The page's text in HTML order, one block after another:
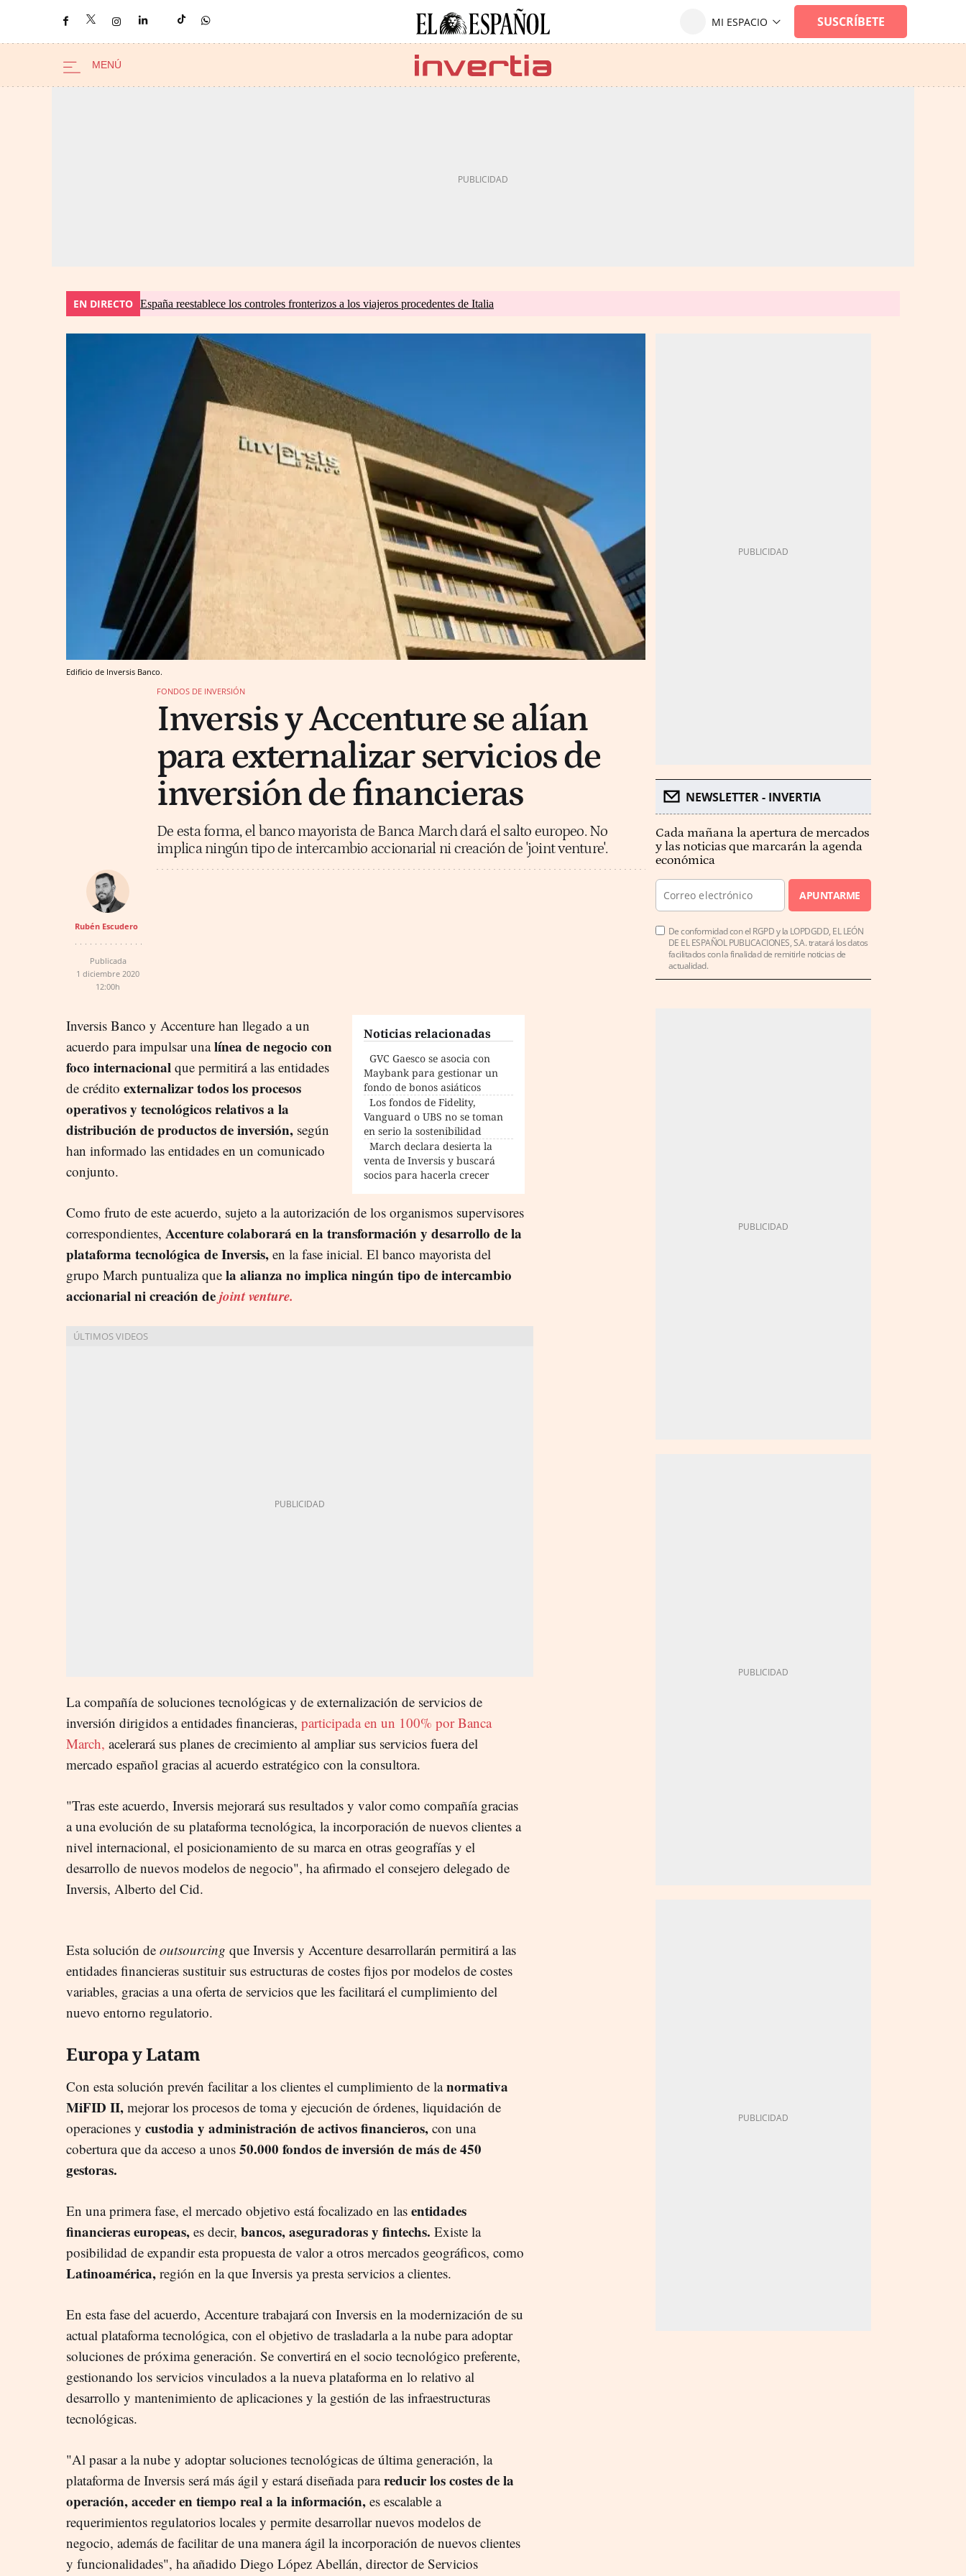
EN DIRECTO España reestablece los controles fronterizos a los viajeros procedentes de Italia
Edificio de Inversis Banco.
FONDOS DE INVERSIÓN
Inversis y Accenture se alían
para externalizar servicios de
inversión de financieras
De esta forma, el banco mayorista de Banca March dará el salto europeo. No
implica ningún tipo de intercambio accionarial ni creación de 'joint venture'.
Rubén Escudero
Publicada
1 diciembre 2020
12:00h
Noticias relacionadas
GVC Gaesco se asocia con
Maybank para gestionar un
fondo de bonos asiáticos
Los fondos de Fidelity,
Vanguard o UBS no se toman
en serio la sostenibilidad
March declara desierta la
venta de Inversis y buscará
socios para hacerla crecer
Inversis Banco y Accenture han llegado a un
acuerdo para impulsar unalínea de negocio con
foco internacional que permitirá a las entidades
de crédito externalizar todos los procesos
operativos y tecnológicos relativos a la
distribución de productos de inversión, según
han informado las entidades en un comunicado
conjunto.
Como fruto de este acuerdo, sujeto a la autorización de los organismos supervisores
correspondientes, Accenture colaborará en la transformación y desarrollo de la
plataforma tecnológica de Inversis, en la fase inicial. El banco mayorista del
grupo March puntualiza que la alianza no implica ningún tipo de intercambio
accionarial ni creación dejoint venture.
La compañía de soluciones tecnológicas y de externalización de servicios de
inversión dirigidos a entidades financieras, participada en un 100% por Banca
March, acelerará sus planes de crecimiento al ampliar sus servicios fuera del
mercado español gracias al acuerdo estratégico con la consultora.
"Tras este acuerdo, Inversis mejorará sus resultados y valor como compañía gracias
a una evolución de su plataforma tecnológica, la incorporación de nuevos clientes a
nivel internacional, el posicionamiento de su marca en otras geografías y el
desarrollo de nuevos modelos de negocio", ha afirmado el consejero delegado de
Inversis, Alberto del Cid.
Esta solución de outsourcing que Inversis y Accenture desarrollarán permitirá a las
entidades financieras sustituir sus estructuras de costes fijos por modelos de costes
variables, gracias a una oferta de servicios que les facilitará el cumplimiento del
nuevo entorno regulatorio.
Europa y Latam
Con esta solución prevén facilitar a los clientes el cumplimiento de lanormativa
MiFID II, mejorar los procesos de toma y ejecución de órdenes, liquidación de
operaciones y custodia y administración de activos financieros, con una
cobertura que da acceso a unos 50.000 fondos de inversión de más de 450
gestoras.
En una primera fase, el mercado objetivo está focalizado en las entidades
financieras europeas, es decir, bancos, aseguradoras y fintechs. Existe la
posibilidad de expandir esta propuesta de valor a otros mercados geográficos, como
Latinoamérica, región en la que Inversis ya presta servicios a clientes.
En esta fase del acuerdo, Accenture trabajará con Inversis en la modernización de su
actual plataforma tecnológica, con el objetivo de trasladarla a la nube para adoptar
soluciones de próxima generación. Se convertirá en el socio tecnológico preferente,
gestionando los servicios vinculados a la nueva plataforma en lo relativo al
desarrollo y mantenimiento de aplicaciones y la gestión de las infraestructuras
tecnológicas.
"Al pasar a la nube y adoptar soluciones tecnológicas de última generación, la
plataforma de Inversis será más ágil y estará diseñada parareducir los costes de la
operación, acceder en tiempo real a la información, es escalable a
requerimientos regulatorios locales y permite desarrollar nuevos modelos de
negocio, además de facilitar de una manera ágil la incorporación de nuevos clientes
y funcionalidades", ha añadido Diego López Abellán, director de Servicios
NEWSLETTER - INVERTIA
Cada mañana la apertura de mercados
y las noticias que marcarán la agenda
económica
APUNTARME
De conformidad con el RGPD y la LOPDGDD, EL LEÓN
DE EL ESPAÑOL PUBLICACIONES, S.A. tratará los datos
facilitados con la finalidad de remitirle noticias de
actualidad.